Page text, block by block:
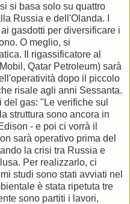
si basa solo su quattro
Russia e dell'Olanda. I
gasdotti per diversificare i
O meglio, si
Il rigassificatore al
Qatar Petroleum) sarà
dopo il piccolo
risale agli anni Sessanta.
gas: "Le verifiche sul
struttura sono ancora in
- e poi ci vorrà il
sarà operativo prima del
la crisi tra Russia e
Per realizzarlo, ci
studi sono stati avviati nel
è stata ripetuta tre
sono partiti i lavori,